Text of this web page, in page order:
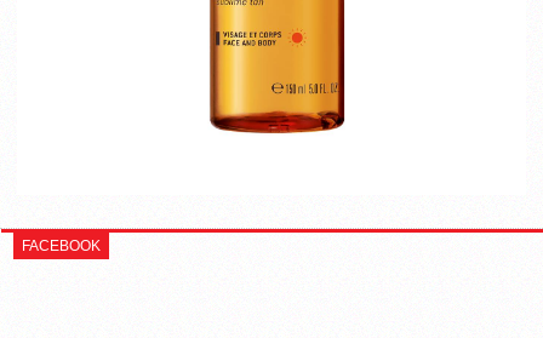
FACEBOOK